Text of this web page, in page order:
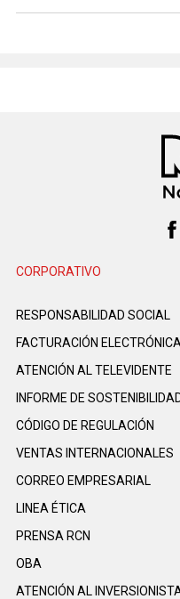
CORPORATIVO
RESPONSABILIDAD SOCIAL
FACTURACIÓN ELECTRÓNICA
ATENCIÓN AL TELEVIDENTE
INFORME DE
CÓDIGO DE REGULACIÓN
VENTAS INTERNACIONALES
CORREO EMPRESARIAL
LINEA ÉTICA
PRENSA RCN
OBA
ATENCIÓN AL